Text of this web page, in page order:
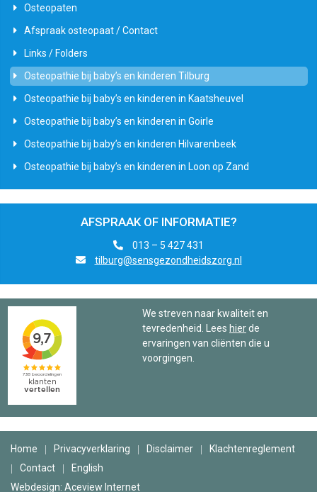
Osteopaten
Afspraak osteopaat / Contact
Links / Folders
Osteopathie bij baby’s en kinderen Tilburg
Osteopathie bij baby’s en kinderen in Kaatsheuvel
Osteopathie bij baby’s en kinderen in Goirle
Osteopathie bij baby’s en kinderen Hilvarenbeek
Osteopathie bij baby’s en kinderen in Loon op Zand
AFSPRAAK OF INFORMATIE?
013 – 5 427 431
tilburg@sensgezondheidszorg.nl
We streven naar kwaliteit en
tevredenheid. Lees hierde
ervaringen van cliënten die u
voorgingen.
Home Privacyverklaring Disclaimer
Klachtenreglement
Contact
English
Webdesign: Aceview Internet